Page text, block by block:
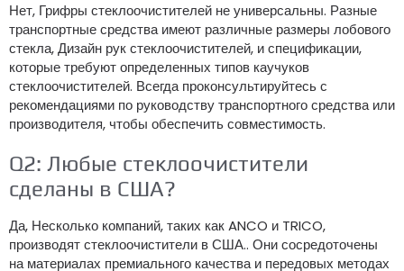
Нет, Грифры стеклоочистителей не универсальны. Разные
транспортные средства имеют различные размеры лобового
стекла, Дизайн рук стеклоочистителей, и спецификации,
которые требуют определенных типов каучуков
стеклоочистителей. Всегда проконсультируйтесь с
рекомендациями по руководству транспортного средства или
производителя, чтобы обеспечить совместимость.
Q2: Любые стеклоочистители
сделаны в США?
Да, Несколько компаний, таких как ANCO и TRICO,
производят стеклоочистители в США.. Они сосредоточены
на материалах премиального качества и передовых методах